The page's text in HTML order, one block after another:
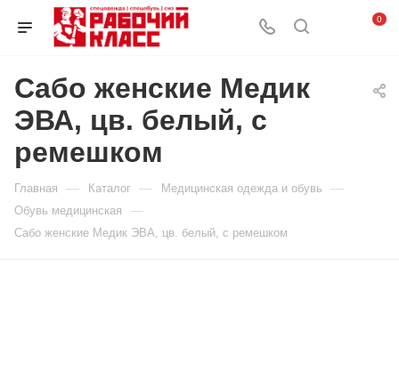
0
Сабо женские Медик
ЭВА, цв. белый, с
ремешком
Главная — Каталог — Медицинская одежда и обувь —
Обувь медицинская —
Сабо женские Медик ЭВА, цв. белый, с ремешком